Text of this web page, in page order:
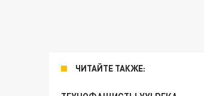
ЧИТАЙТЕ ТАКЖЕ: